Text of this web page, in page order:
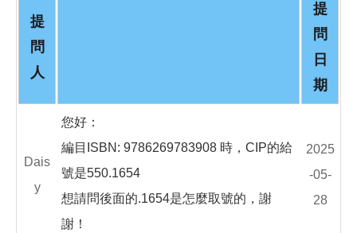
提
問
人
提
問
日
期
Dais
y
您好：
編目ISBN: 9786269783908 時，CIP的給
號是550.1654
想請問後面的.1654是怎麼取號的，謝
謝！
2025
-05-
28